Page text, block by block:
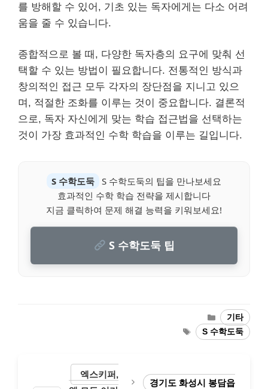
를 방해할 수 있어, 기초 있는 독자에게는 다소 어려
움을 줄 수 있습니다.
종합적으로 볼 때, 다양한 독자층의 요구에 맞춰 선
택할 수 있는 방법이 필요합니다. 전통적인 방식과
창의적인 접근 모두 각자의 장단점을 지니고 있으
며, 적절한 조화를 이루는 것이 중요합니다. 결론적
으로, 독자 자신에게 맞는 학습 접근법을 선택하는
것이 가장 효과적인 수학 학습을 이루는 길입니다.
S 수학도둑 S 수학도둑의 팁을 만나보세요
효과적인 수학 학습 전략을 제시합니다
지금 클릭하여 문제 해결 능력을 키워보세요!
S 수학도둑 팁
Categories
기타
Tags
S 수학도둑
엑스키퍼,
경기도 화성시 봉담읍